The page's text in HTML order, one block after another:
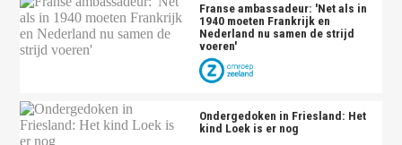
Franse ambassadeur: 'Net als in
1940 moeten Frankrijk en
Nederland nu samen de strijd
voeren'
Ondergedoken in Friesland: Het
kind Loek is er nog